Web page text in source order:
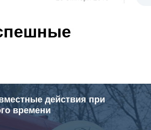
действия при
времени